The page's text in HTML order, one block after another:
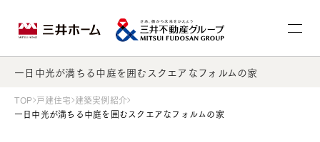
一日中光が満ちる中庭を囲むスクエアなフォルムの家
TOP 戸建住宅 建築実例紹介
一日中光が満ちる中庭を囲むスクエアなフォルムの家